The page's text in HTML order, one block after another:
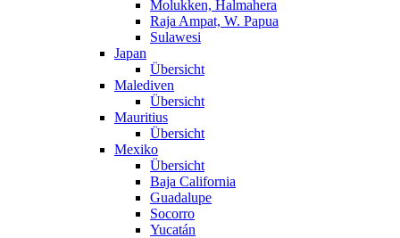
Molukken, Halmahera
Raja Ampat, W. Papua
Sulawesi
Japan
Übersicht
Malediven
Übersicht
Mauritius
Übersicht
Mexiko
Übersicht
Baja California
Guadalupe
Socorro
Yucatán